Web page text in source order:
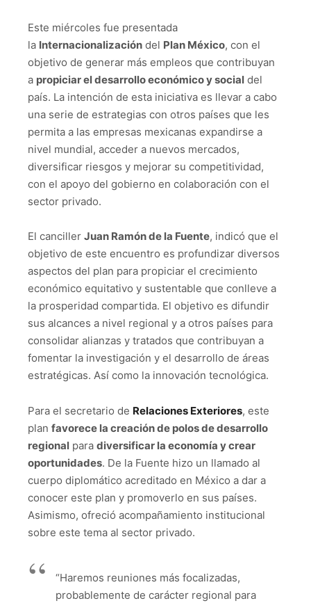
Este miércoles fue presentada
la Internacionalización del Plan México, con el
objetivo de generar más empleos que contribuyan
a propiciar el desarrollo económico y social del
país. La intención de esta iniciativa es llevar a cabo
una serie de estrategias con otros países que les
permita a las empresas mexicanas expandirse a
nivel mundial, acceder a nuevos mercados,
diversificar riesgos y mejorar su competitividad,
con el apoyo del gobierno en colaboración con el
sector privado.
El canciller Juan Ramón de la Fuente, indicó que el
objetivo de este encuentro es profundizar diversos
aspectos del plan para propiciar el crecimiento
económico equitativo y sustentable que conlleve a
la prosperidad compartida. El objetivo es difundir
sus alcances a nivel regional y a otros países para
consolidar alianzas y tratados que contribuyan a
fomentar la investigación y el desarrollo de áreas
estratégicas. Así como la innovación tecnológica.
Para el secretario de Relaciones Exteriores, este
plan favorece la creación de polos de desarrollo
regional para diversificar la economía y crear
oportunidades. De la Fuente hizo un llamado al
cuerpo diplomático acreditado en México a dar a
conocer este plan y promoverlo en sus países.
Asimismo, ofreció acompañamiento institucional
sobre este tema al sector privado.
“Haremos reuniones más focalizadas,
probablemente de carácter regional para